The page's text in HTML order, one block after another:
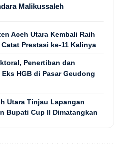
Malikussaleh
Aceh Utara Kembali Raih
Prestasi ke-11 Kalinya
Penertiban dan
HGB di Pasar Geudong
Utara Tinjau Lapangan
Bupati Cup II Dimatangkan